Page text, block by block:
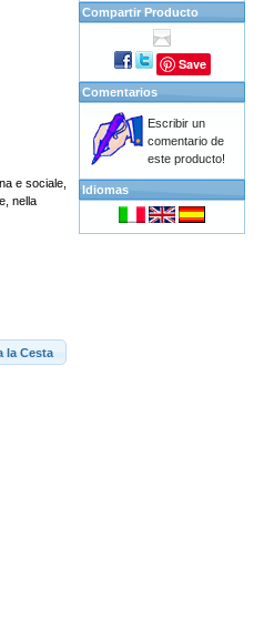
e sociale,
nella
la Cesta
Compartir Producto
Save
Comentarios
Escribir un
comentario de
este producto!
Idiomas